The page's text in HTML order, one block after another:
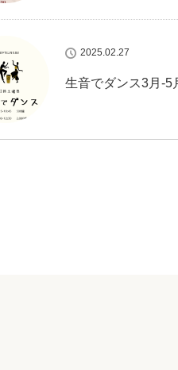
2025.02.27
生音でダンス3月-5